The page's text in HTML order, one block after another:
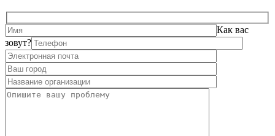
Как вас
зовут?